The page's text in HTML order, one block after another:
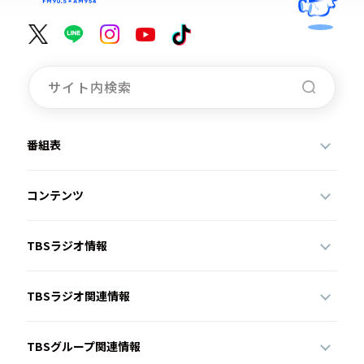
番組表
コンテンツ
TBSラジオ情報
TBSラジオ関連情報
TBSグループ関連情報